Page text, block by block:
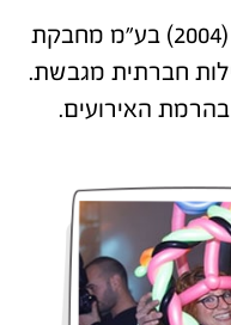
ניוקום סוכנות לביטוח פנסיוני (2004) בע"מ מחבקת
חברתית מגבשת.
האירועים.